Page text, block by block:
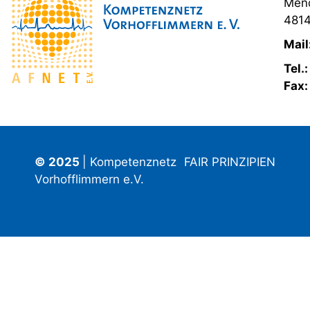
Tel.:
Fax:
© 2025
| Kompetenznetz
Vorhofflimmern e.V.
FAIR PRINZIPIEN